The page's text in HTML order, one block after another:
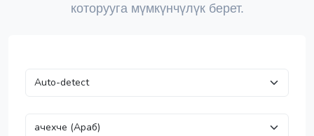
которууга мүмкүнчүлүк берет.